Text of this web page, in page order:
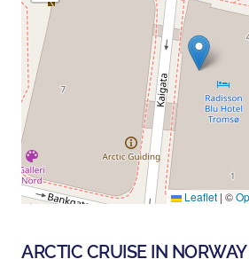
Leaflet | ©
ARCTIC CRUISE IN